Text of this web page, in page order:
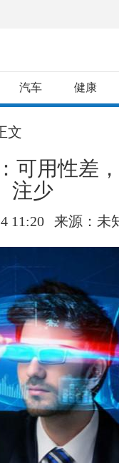
汽车 健康
文
可用性差
注少
11:20 来源：未